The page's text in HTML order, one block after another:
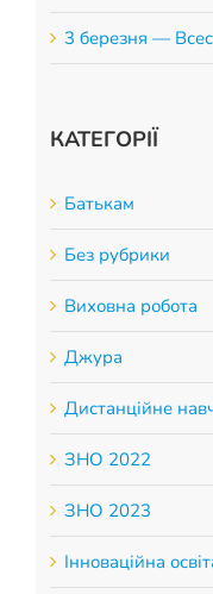
3 березня —
КАТЕГОРІЇ
Батькам
Без рубрики
Виховна робота
Джура
Дистанційне
ЗНО 2022
ЗНО 2023
Інноваційна